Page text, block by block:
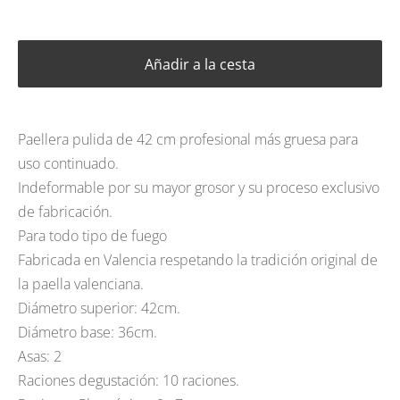
Añadir a la cesta
Paellera pulida de 42 cm profesional más gruesa para
uso continuado.
Indeformable por su mayor grosor y su proceso exclusivo
de fabricación.
Para todo tipo de fuego
Fabricada en Valencia respetando la tradición original de
la paella valenciana.
Diámetro superior: 42cm.
Diámetro base: 36cm.
Asas: 2
Raciones degustación: 10 raciones.